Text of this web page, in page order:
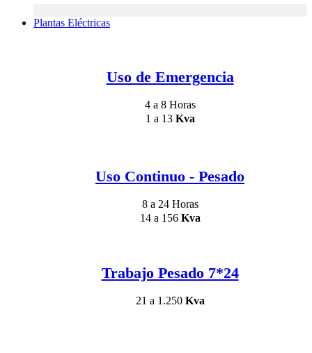
Plantas Eléctricas
Uso de Emergencia
4 a 8 Horas
1 a 13 Kva
Uso Continuo - Pesado
8 a 24 Horas
14 a 156 Kva
Trabajo Pesado 7*24
21 a 1.250 Kva